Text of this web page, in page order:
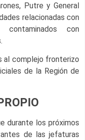
Putre y General
relacionadas con
contaminados con
al complejo fronterizo
de la Región de
durante los próximos
de las jefaturas